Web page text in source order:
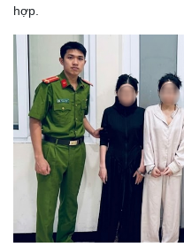
Thể thao
Bóng đá
Lịch thi đấu bóng đá
Thế giới thể thao
hợp.